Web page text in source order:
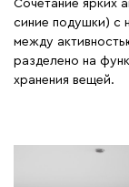
Сочетание ярких
синие подушки) с
между
разделено на
хранения вещей.